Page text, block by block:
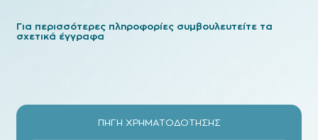
Για περισσότερες πληροφορίες συμβουλευτείτε τα
σχετικά έγγραφα
ΠΗΓΗ ΧΡΗΜΑΤΟΔΟΤΗΣΗΣ